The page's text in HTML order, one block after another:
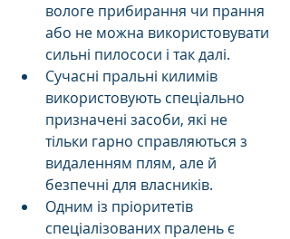
вологе прибирання чи прання
або не можна використовувати
сильні пилососи і так далі.
Сучасні пральні килимів
використовують спеціально
призначені засоби, які не
тільки гарно справляються з
видаленням плям, але й
безпечні для власників.
Одним із пріоритетів
спеціалізованих пралень є